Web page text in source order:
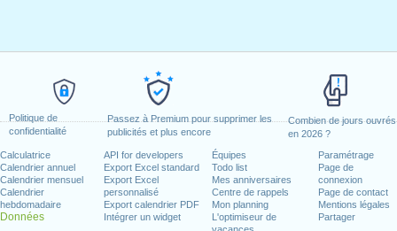
Politique de
confidentialité
Passez à Premium pour supprimer les
publicités et plus encore
Combien de jours ouvrés
en 2026 ?
Calculatrice
Calendrier annuel
Calendrier mensuel
Calendrier
hebdomadaire
Données
API for developers
Export Excel standard
Export Excel
personnalisé
Export calendrier PDF
Intégrer un widget
Équipes
Todo list
Mes anniversaires
Centre de rappels
Mon planning
L'optimiseur de
Paramétrage
Page de
connexion
Page de contact
Mentions légales
Partager